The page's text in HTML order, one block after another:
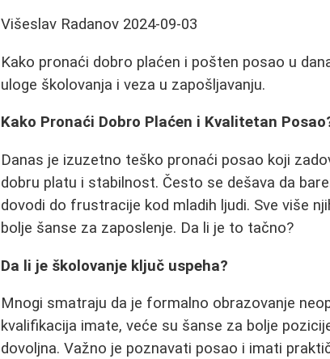
Višeslav Radanov 2024-09-03
Kako pronaći dobro plaćen i pošten posao u
uloge školovanja i veza u zapošljavanju.
Kako Pronaći Dobro Plaćen i Kvalitetan
Danas je izuzetno teško pronaći posao koji
dobru platu i stabilnost. Često se dešava da
dovodi do frustracije kod mladih ljudi. Sve više
bolje šanse za zaposlenje. Da li je to tačno?
Da li je školovanje ključ uspeha?
Mnogi smatraju da je formalno obrazovanje
kvalifikacija imate, veće su šanse za bolje
dovoljna. Važno je poznavati posao i imati